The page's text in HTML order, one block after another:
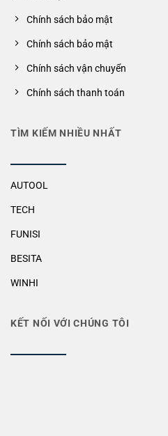
Chính sách bảo mật
Chính sách bảo mật
Chính sách vận chuyển
Chính sách thanh toán
TÌM KIẾM NHIỀU NHẤT
AUTOOL
TECH
FUNISI
BESITA
WINHI
KẾT NỐI VỚI CHÚNG TÔI